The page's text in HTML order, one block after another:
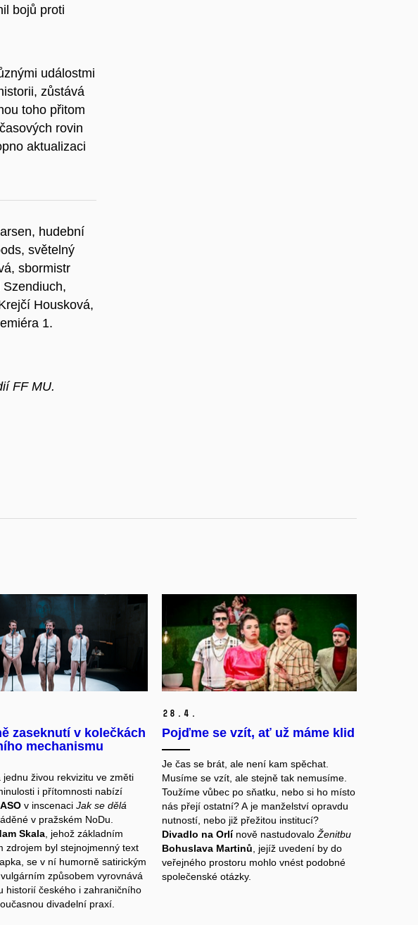
bojů proti
událostmi
zůstává
toho přitom
rovin
aktualizaci
hudební
světelný
sbormistr
Housková,
1.
FF MU.
zaseknutí v kolečkách
mechanismu
jednu živou rekvizitu ve změti
i přítomnosti nabízí
v inscenaci Jak se dělá
v pražském NoDu.
Skala, jehož základním
zdrojem byl stejnojmenný text
se v ní humorně satirickým
způsobem vyrovnává
historií českého i zahraničního
divadelní praxí.
28. 4.
Pojďme se vzít, ať už máme klid
Je čas se brát, ale není kam spěchat.
Musíme se vzít, ale stejně tak nemusíme.
Toužíme vůbec po sňatku, nebo si ho místo
nás přejí ostatní? A je manželství opravdu
nutností, nebo již přežitou institucí?
Divadlo na Orlínově nastudovaloŽenitbu
Bohuslava Martinů, jejíž uvedení by do
veřejného prostoru mohlo vnést podobné
společenské otázky.